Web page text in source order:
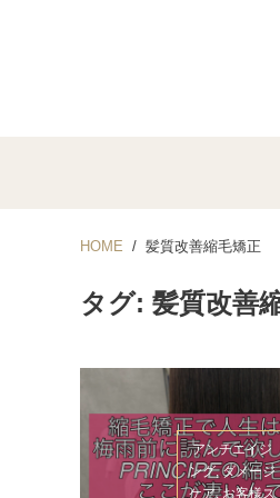
HOME 髪質改善縮毛矯正
タグ: 髪質改善
アンチエイジ
ング, ダメージ
ケア, お客様ス